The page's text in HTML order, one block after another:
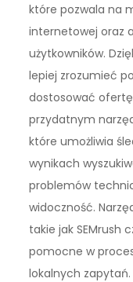
które pozwala na
internetowej oraz
użytkowników.
lepiej zrozumieć
dostosować
przydatnym
które umożliwia
wynikach
problemów
widoczność.
takie jak SEMrush
pomocne w
lokalnych